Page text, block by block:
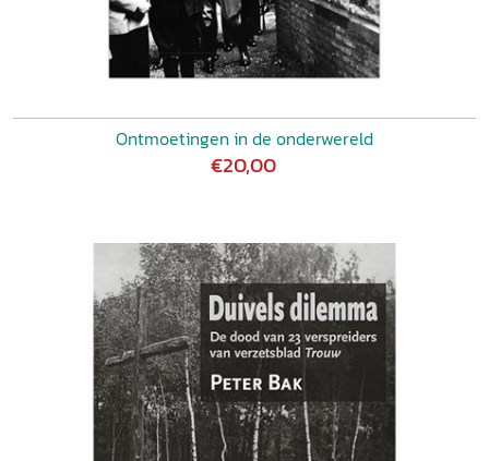
Ontmoetingen in de onderwereld
€20,00